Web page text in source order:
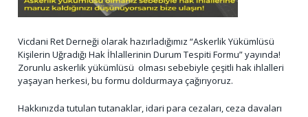
Vicdani Ret Derneği olarak hazırladığımız “Askerlik Yükümlüsü
Kişilerin Uğradığı Hak İhlallerinin Durum Tespiti Formu” yayında!
Zorunlu askerlik yükümlüsü olması sebebiyle çeşitli hak ihlalleri
yaşayan herkesi, bu formu doldurmaya çağırıyoruz.
Hakkınızda tutulan tutanaklar, idari para cezaları, ceza davaları